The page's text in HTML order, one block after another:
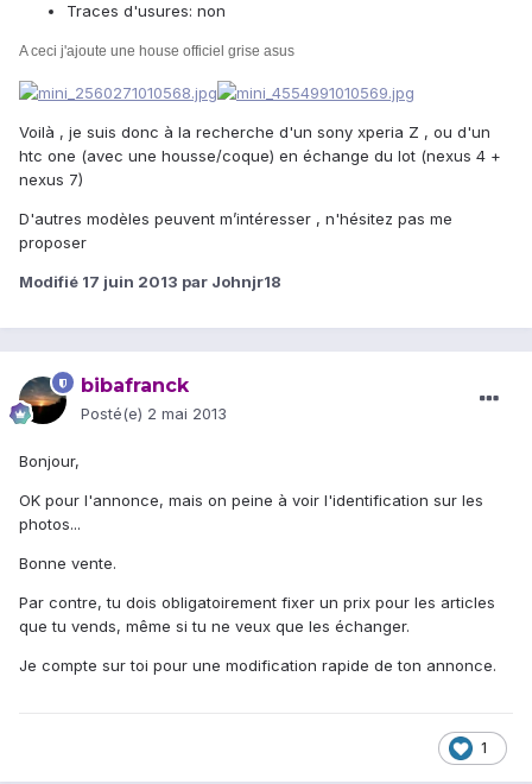
Traces d'usures: non
A ceci j'ajoute une house officiel grise asus
Voilà , je suis donc à la recherche d'un sony xperia Z , ou d'un
htc one (avec une housse/coque) en échange du lot (nexus 4 +
nexus 7)
D'autres modèles peuvent m’intéresser , n'hésitez pas me
proposer
Modifié 17 juin 2013 par Johnjr18
bibafranck
Posté(e) 2 mai 2013
Bonjour,
OK pour l'annonce, mais on peine à voir l'identification sur les
photos...
Bonne vente.
Par contre, tu dois obligatoirement fixer un prix pour les articles
que tu vends, même si tu ne veux que les échanger.
Je compte sur toi pour une modification rapide de ton annonce.
1